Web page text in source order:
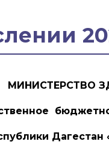
МИНИСТЕРСТВО